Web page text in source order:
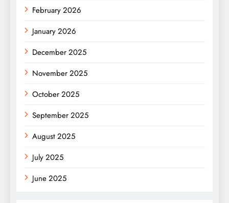
February 2026
January 2026
December 2025
November 2025
October 2025
September 2025
August 2025
July 2025
June 2025